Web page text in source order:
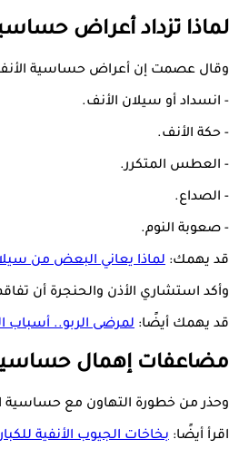
لماذا تزداد أعراض
وقال عصمت إن أعراض حساسية
- انسداد أو سيلان الأنف.
- حكة الأنف.
- العطس المتكرر.
- الصداع.
- صعوبة النوم.
قد يهمك: لماذا يعاني البعض من
وأكد استشاري الأذن والحنجرة أن
قد يهمك أيضًا: لمرضى الربو.. أسباب
مضاعفات إهمال
وحذر من خطورة التهاون مع حساسية
اقرأ أيضًا: بخاخات الجيوب الأنفية